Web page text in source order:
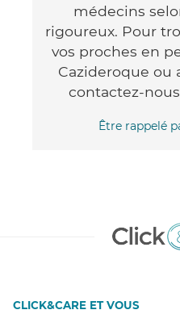
médecins
rigoureux. Pour
vos proches en
Cazideroque ou
contactez-
Être rappelé
CLICK&CARE ET VOUS